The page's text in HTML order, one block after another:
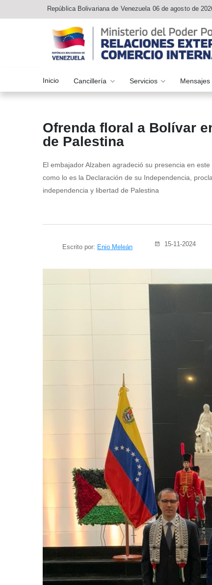
República Bolivariana de Venezuela 06 de agosto de
Inicio Cancillería Servicios Mensajes
Ofrenda floral a Bolívar
de Palestina
El embajador Alzaben agradeció su presencia en
como lo es la Declaración de su Independencia,
independencia y libertad de Palestina
Escrito por: Enio Meleán 15-11-2024